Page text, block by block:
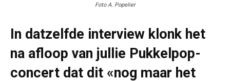
Foto A. Popelier
In datzelfde interview klonk het
na afloop van jullie Pukkelpop-
concert dat dit «nog maar het